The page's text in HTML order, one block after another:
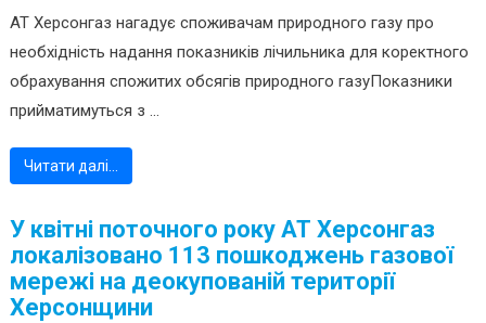
АТ Херсонгаз нагадує споживачам природного газу про
необхідність надання показників лічильника для коректного
обрахування спожитих обсягів природного газуПоказники
прийматимуться з ...
Читати далі…
У квітні поточного року АТ Херсонгаз
локалізовано 113 пошкоджень газової
мережі на деокупованій території
Херсонщини